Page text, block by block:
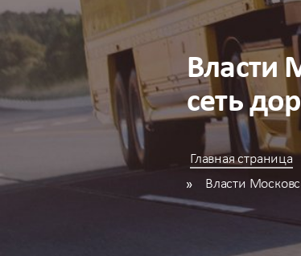
Власти
сеть
Главная страница
Власти